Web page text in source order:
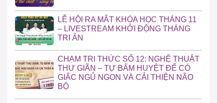
LỄ HỘI RA MẮT KHÓA HỌC THÁNG 11
– LIVESTREAM KHỞI ĐỘNG THÁNG
TRI ÂN
CHẠM TRI THỨC SỐ 12: NGHỆ THUẬT
THƯ GIÃN – TỰ BẤM HUYỆT ĐỂ CÓ
GIẤC NGỦ NGON VÀ CẢI THIỆN NÃO
BỘ